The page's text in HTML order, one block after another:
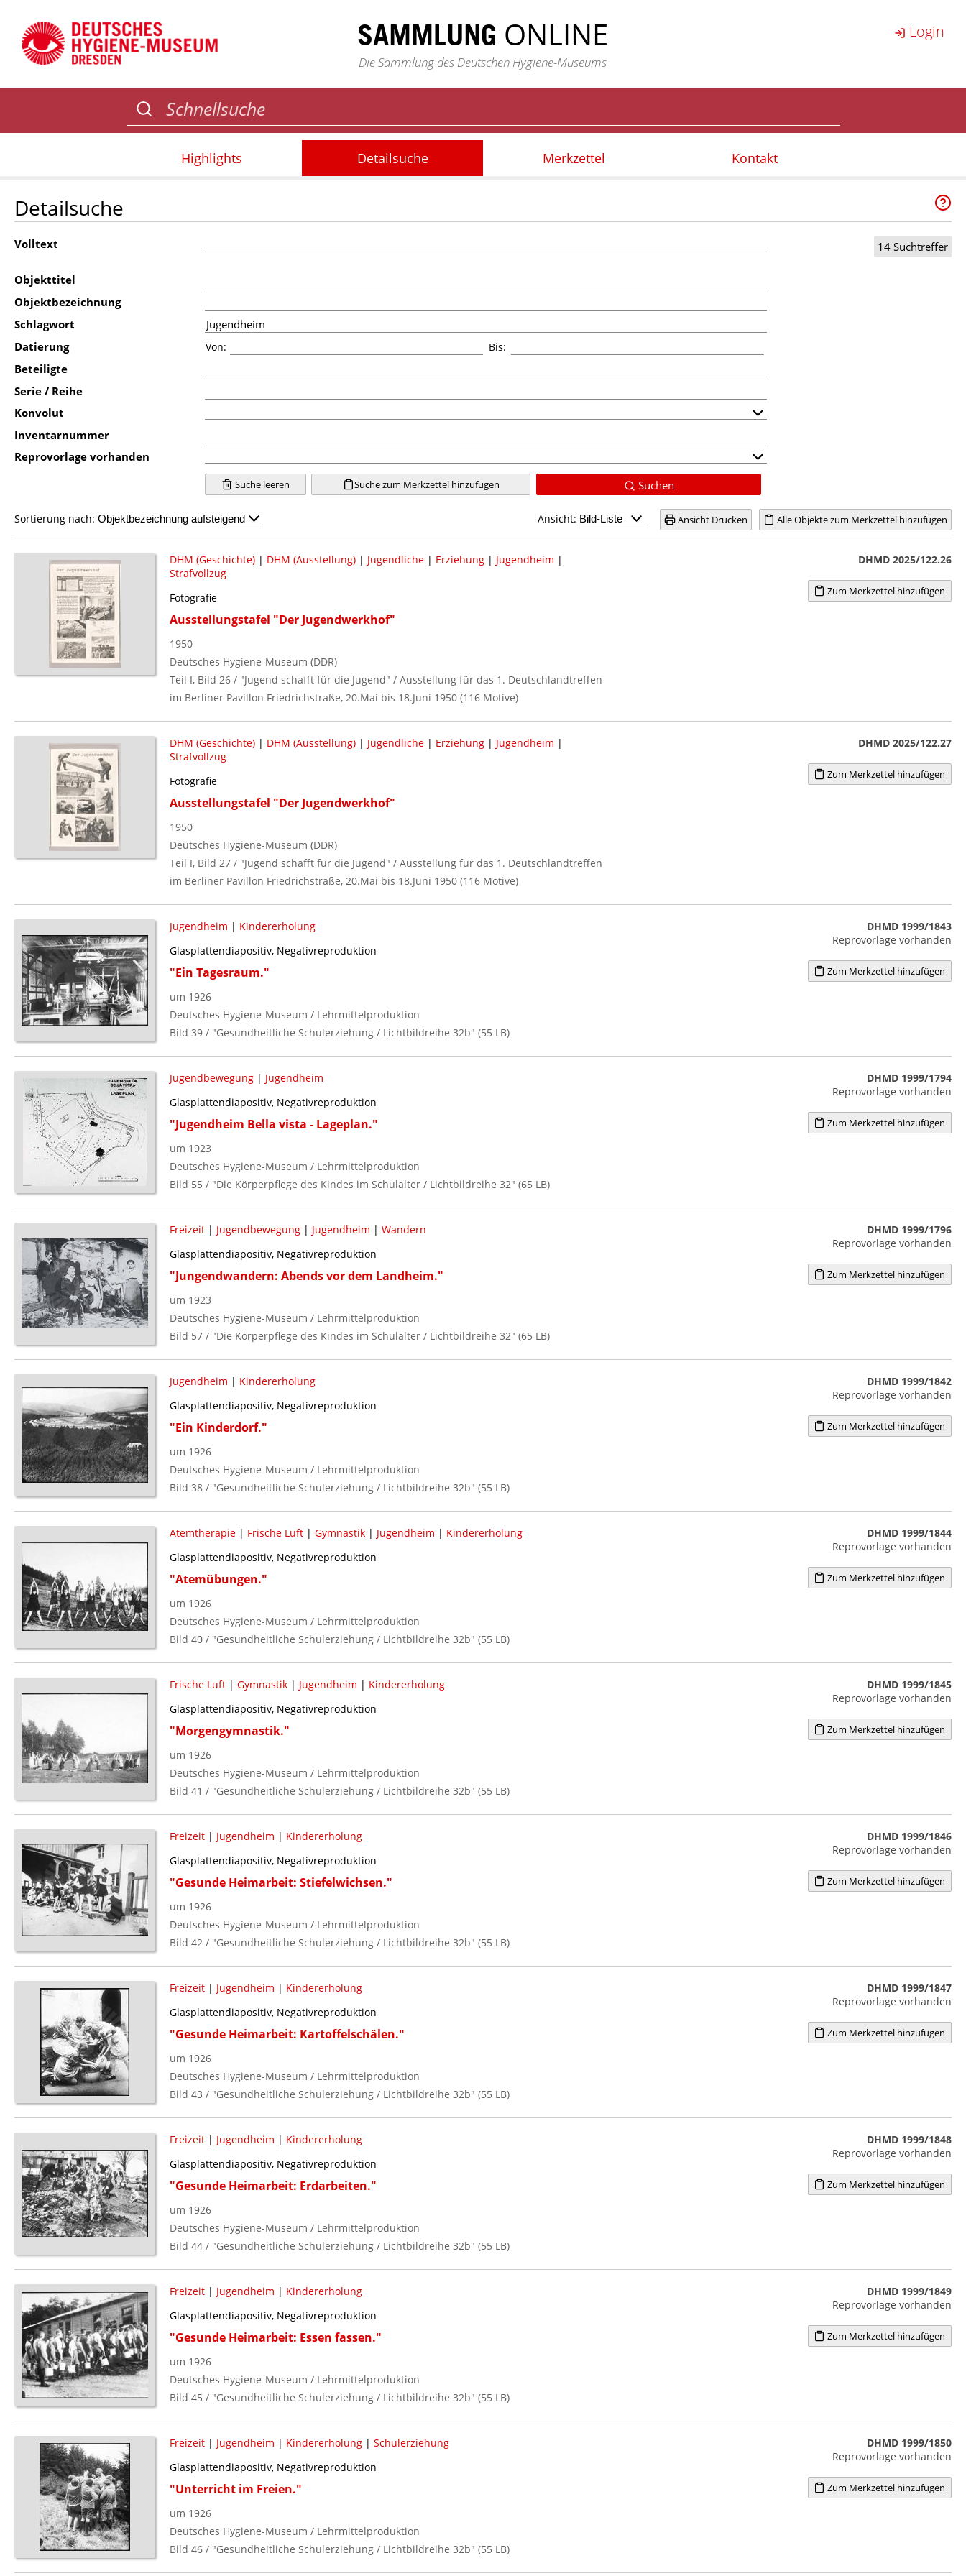
SAMMLUNG ONLINE
Die Sammlung des Deutschen Hygiene-Museums
Login
Highlights Detailsuche Merkzettel Kontakt
Detailsuche
14 Suchtreffer
Volltext
Objekttitel
Objektbezeichnung
Schlagwort
Datierung
Von: Bis:
Beteiligte
Serie / Reihe
Konvolut
Inventarnummer
Reprovorlage vorhanden
Suche leeren Suche zum Merkzettel hinzufügen Suchen
Alle Objekte zum Merkzettel hinzufügen
Ansicht Drucken
Ansicht:
Sortierung nach:
DHM (Geschichte)| DHM (Ausstellung)| Jugendliche| Erziehung| Jugendheim |
Strafvollzug
Fotografie
Ausstellungstafel "Der Jugendwerkhof"
1950
Deutsches Hygiene-Museum (DDR)
Teil I, Bild 26 / "Jugend schafft für die Jugend" / Ausstellung für das 1. Deutschlandtreffen
im Berliner Pavillon Friedrichstraße, 20.Mai bis 18.Juni 1950 (116 Motive)
DHMD 2025/122.26
Zum Merkzettel hinzufügen
DHM (Geschichte)| DHM (Ausstellung)| Jugendliche| Erziehung| Jugendheim |
Strafvollzug
Fotografie
Ausstellungstafel "Der Jugendwerkhof"
1950
Deutsches Hygiene-Museum (DDR)
Teil I, Bild 27 / "Jugend schafft für die Jugend" / Ausstellung für das 1. Deutschlandtreffen
im Berliner Pavillon Friedrichstraße, 20.Mai bis 18.Juni 1950 (116 Motive)
DHMD 2025/122.27
Zum Merkzettel hinzufügen
Jugendheim | Kindererholung
Glasplattendiapositiv, Negativreproduktion
"Ein Tagesraum."
um 1926
Deutsches Hygiene-Museum / Lehrmittelproduktion
Bild 39 / "Gesundheitliche Schulerziehung / Lichtbildreihe 32b" (55 LB)
DHMD 1999/1843
Reprovorlage vorhanden
Zum Merkzettel hinzufügen
Jugendbewegung| Jugendheim
Glasplattendiapositiv, Negativreproduktion
"Jugendheim Bella vista - Lageplan."
um 1923
Deutsches Hygiene-Museum / Lehrmittelproduktion
Bild 55 / "Die Körperpflege des Kindes im Schulalter / Lichtbildreihe 32" (65 LB)
DHMD 1999/1794
Reprovorlage vorhanden
Zum Merkzettel hinzufügen
Freizeit| Jugendbewegung| Jugendheim | Wandern
Glasplattendiapositiv, Negativreproduktion
"Jungendwandern: Abends vor dem Landheim."
um 1923
Deutsches Hygiene-Museum / Lehrmittelproduktion
Bild 57 / "Die Körperpflege des Kindes im Schulalter / Lichtbildreihe 32" (65 LB)
DHMD 1999/1796
Reprovorlage vorhanden
Zum Merkzettel hinzufügen
Jugendheim | Kindererholung
Glasplattendiapositiv, Negativreproduktion
"Ein Kinderdorf."
um 1926
Deutsches Hygiene-Museum / Lehrmittelproduktion
Bild 38 / "Gesundheitliche Schulerziehung / Lichtbildreihe 32b" (55 LB)
DHMD 1999/1842
Reprovorlage vorhanden
Zum Merkzettel hinzufügen
Atemtherapie| Frische Luft| Gymnastik| Jugendheim | Kindererholung
Glasplattendiapositiv, Negativreproduktion
"Atemübungen."
um 1926
Deutsches Hygiene-Museum / Lehrmittelproduktion
Bild 40 / "Gesundheitliche Schulerziehung / Lichtbildreihe 32b" (55 LB)
DHMD 1999/1844
Reprovorlage vorhanden
Zum Merkzettel hinzufügen
Frische Luft| Gymnastik| Jugendheim | Kindererholung
Glasplattendiapositiv, Negativreproduktion
"Morgengymnastik."
um 1926
Deutsches Hygiene-Museum / Lehrmittelproduktion
Bild 41 / "Gesundheitliche Schulerziehung / Lichtbildreihe 32b" (55 LB)
DHMD 1999/1845
Reprovorlage vorhanden
Zum Merkzettel hinzufügen
Freizeit| Jugendheim | Kindererholung
Glasplattendiapositiv, Negativreproduktion
"Gesunde Heimarbeit: Stiefelwichsen."
um 1926
Deutsches Hygiene-Museum / Lehrmittelproduktion
Bild 42 / "Gesundheitliche Schulerziehung / Lichtbildreihe 32b" (55 LB)
DHMD 1999/1846
Reprovorlage vorhanden
Zum Merkzettel hinzufügen
Freizeit| Jugendheim | Kindererholung
Glasplattendiapositiv, Negativreproduktion
"Gesunde Heimarbeit: Kartoffelschälen."
um 1926
Deutsches Hygiene-Museum / Lehrmittelproduktion
Bild 43 / "Gesundheitliche Schulerziehung / Lichtbildreihe 32b" (55 LB)
DHMD 1999/1847
Reprovorlage vorhanden
Zum Merkzettel hinzufügen
Freizeit| Jugendheim | Kindererholung
Glasplattendiapositiv, Negativreproduktion
"Gesunde Heimarbeit: Erdarbeiten."
um 1926
Deutsches Hygiene-Museum / Lehrmittelproduktion
Bild 44 / "Gesundheitliche Schulerziehung / Lichtbildreihe 32b" (55 LB)
DHMD 1999/1848
Reprovorlage vorhanden
Zum Merkzettel hinzufügen
Freizeit| Jugendheim | Kindererholung
Glasplattendiapositiv, Negativreproduktion
"Gesunde Heimarbeit: Essen fassen."
um 1926
Deutsches Hygiene-Museum / Lehrmittelproduktion
Bild 45 / "Gesundheitliche Schulerziehung / Lichtbildreihe 32b" (55 LB)
DHMD 1999/1849
Reprovorlage vorhanden
Zum Merkzettel hinzufügen
Freizeit| Jugendheim | Kindererholung| Schulerziehung
Glasplattendiapositiv, Negativreproduktion
"Unterricht im Freien."
um 1926
Deutsches Hygiene-Museum / Lehrmittelproduktion
Bild 46 / "Gesundheitliche Schulerziehung / Lichtbildreihe 32b" (55 LB)
DHMD 1999/1850
Reprovorlage vorhanden
Zum Merkzettel hinzufügen